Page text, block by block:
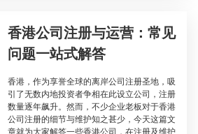
香港公司注册与运营：常见
问题一站式解答
香港，作为享誉全球的离岸公司注册圣地，吸
引了无数内地投资者争相在此设立公司，注册
数量逐年飙升。然而，不少企业老板对于香港
公司注册的细节与维护知之甚少，今天这篇文
章就为大家解答一些香港公司，在注册及维护